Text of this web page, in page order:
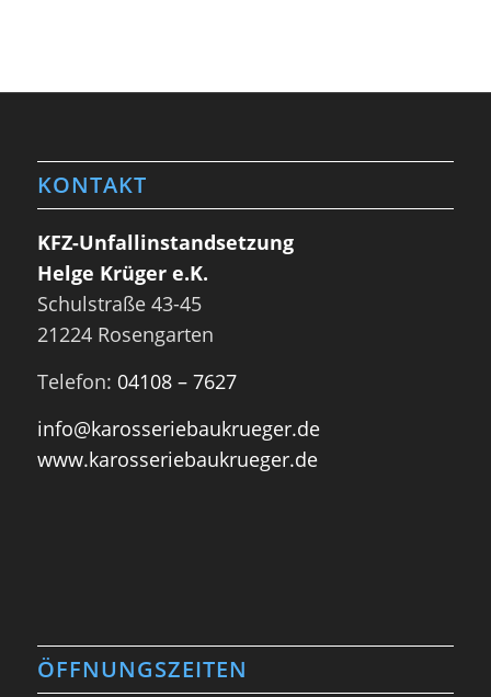
KONTAKT
KFZ-Unfallinstandsetzung
Helge Krüger e.K.
Schulstraße 43-45
21224 Rosengarten
Telefon: 04108 – 7627
info@karosseriebaukrueger.de
www.karosseriebaukrueger.de
ÖFFNUNGSZEITEN